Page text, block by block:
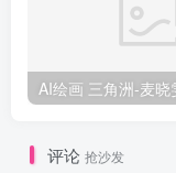
评论 抢沙发